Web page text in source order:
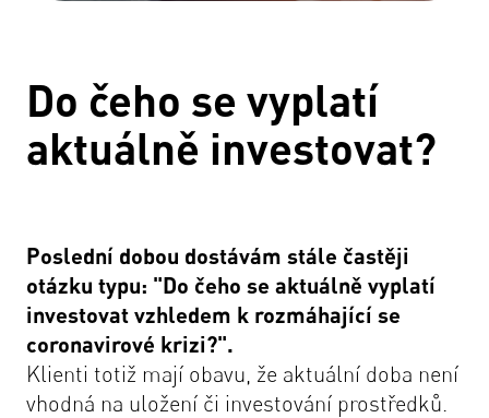
Do čeho se vyplatí
aktuálně investovat?
Poslední dobou dostávám stále častěji
otázku typu: "Do čeho se aktuálně vyplatí
investovat vzhledem k rozmáhající se
coronavirové krizi?".
Klienti totiž mají obavu, že aktuální doba není
vhodná na uložení či investování prostředků.